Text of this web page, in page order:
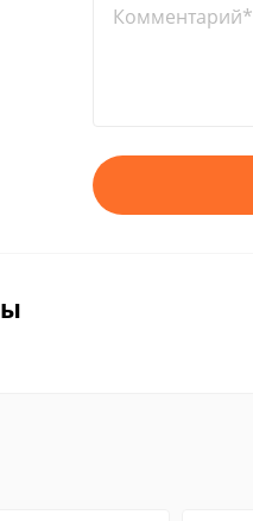
Комментарий*